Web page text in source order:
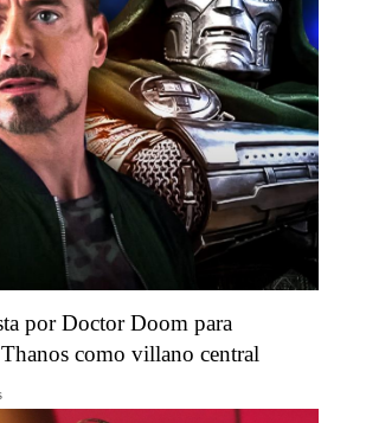
por Doctor Doom para
como villano central